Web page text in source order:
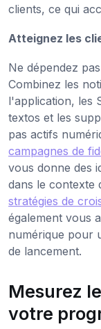
clients, ce qui
Atteignez les
Ne dépendez
Combinez les
l'application, les
textos et les
pas actifs
campagnes de
vous donne des
dans le contexte
stratégies de
également vous
numérique pour
de lancement.
Mesurez
votre